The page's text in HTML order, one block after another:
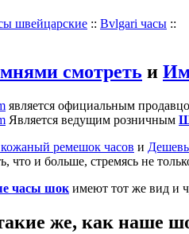
швейцарские :: Bvlgari часы ::
смотреть и
является официальным
Является ведущим розничным
ремешок часов и
что и больше, стремясь не
часы шок имеют тот же вид и
же, как наше